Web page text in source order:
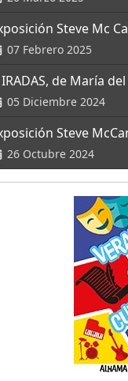
Steve Mc
07 Febrero 2025
de María
05 Diciembre 2024
Steve
26 Octubre 2024